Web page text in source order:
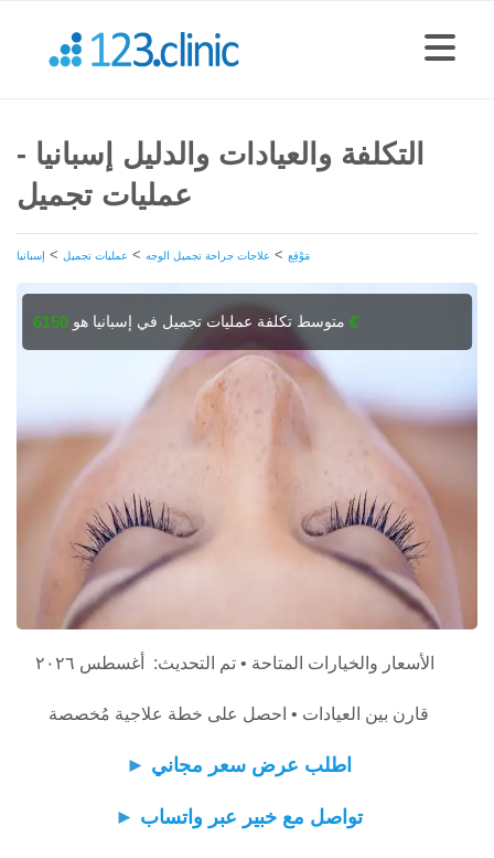
التكلفة والعيادات والدليل إسبانيا -
عمليات تجميل
مَوْقِع > علاجات جراحة تجميل الوجه > عمليات تجميل > إسبانيا
متوسط تكلفة عمليات تجميل في إسبانيا هو 6150 €
قارن بين العيادات • احصل على خطة علاجية مُخصصة
► اطلب عرض سعر مجاني
► تواصل مع خبير عبر واتساب